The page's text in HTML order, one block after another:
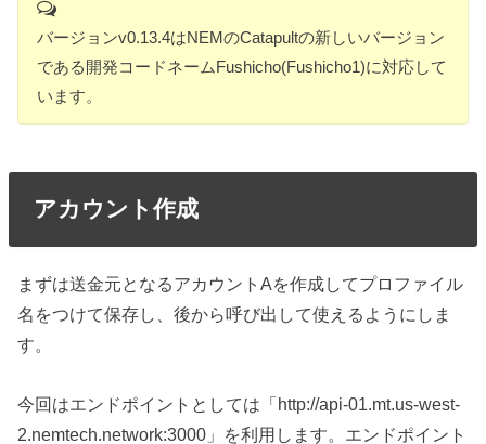
バージョンv0.13.4はNEMのCatapultの新しいバージョン
である開発コードネームFushicho(Fushicho1)に対応して
います。
アカウント作成
まずは送金元となるアカウントAを作成してプロファイル
名をつけて保存し、後から呼び出して使えるようにしま
す。
今回はエンドポイントとしては「http://api-01.mt.us-west-
2.nemtech.network:3000」を利用します。エンドポイント